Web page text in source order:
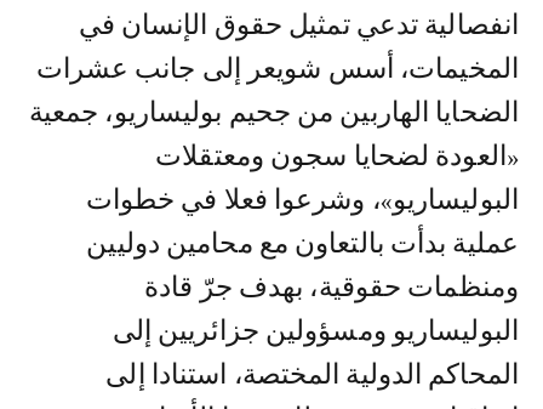
انفصالية تدعي تمثيل حقوق الإنسان في
المخيمات، أسس شويعر إلى جانب عشرات
الضحايا الهاربين من جحيم بوليساريو، جمعية
«العودة لضحايا سجون ومعتقلات
البوليساريو»، وشرعوا فعلا في خطوات
عملية بدأت بالتعاون مع محامين دوليين
ومنظمات حقوقية، بهدف جرّ قادة
البوليساريو ومسؤولين جزائريين إلى
المحاكم الدولية المختصة، استنادا إلى